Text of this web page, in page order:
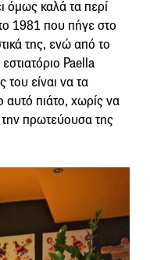
όμως καλά τα περί
1981 που πήγε στο
της, ενώ από το
Paella
είναι να τα
αυτό πιάτο, χωρίς να
την πρωτεύουσα της